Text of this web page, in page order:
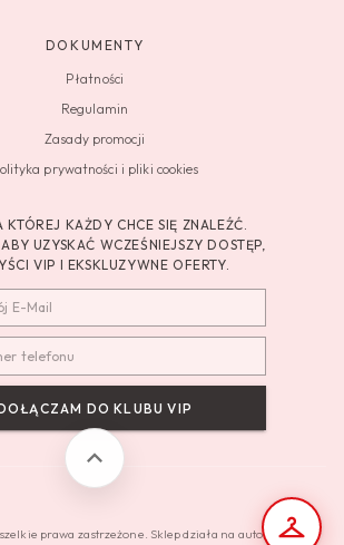
DOKUMENTY
Płatności
Regulamin
Zasady promocji
prywatności i pliki cookies
KTÓREJ KAŻDY CHCE SIĘ ZNALEŹĆ.
UZYSKAĆ WCZEŚNIEJSZY DOSTĘP,
VIP I EKSKLUZYWNE OFERTY.
DO KLUBU VIP
prawa zastrzeżone. Sklep działa na autorskim